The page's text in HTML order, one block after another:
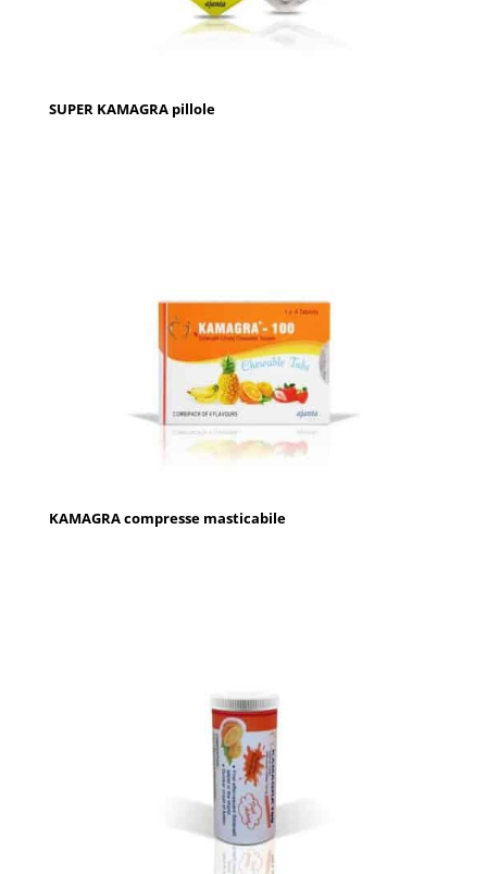
SUPER KAMAGRA pillole
KAMAGRA compresse masticabile